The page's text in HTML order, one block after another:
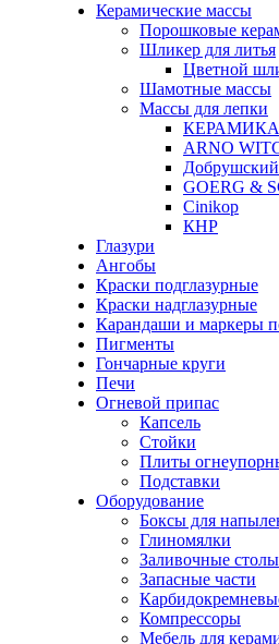
Керамические массы
Порошковые
Шликер для литья
Цветной
Шамотные массы
Массы для лепки
ARNO
GOERG &
Cinikop
КНР
Глазури
Ангобы
Краски подглазурные
Краски надглазурные
Карандаши и маркеры
Пигменты
Гончарные круги
Печи
Огневой припас
Капсель
Стойки
Плиты
Подставки
Оборудование
Боксы для
Глиномялки
Заливочные столы
Запасные части
Компрессоры
Мебель для